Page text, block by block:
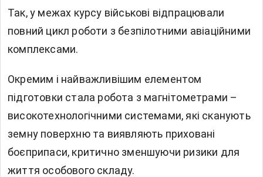
Так, у межах курсу військові відпрацювали
повний цикл роботи з безпілотними авіаційними
комплексами.
Окремим і найважливішим елементом
підготовки стала робота з магнітометрами –
високотехнологічними системами, які сканують
земну поверхню та виявляють приховані
боєприпаси, критично зменшуючи ризики для
життя особового складу.